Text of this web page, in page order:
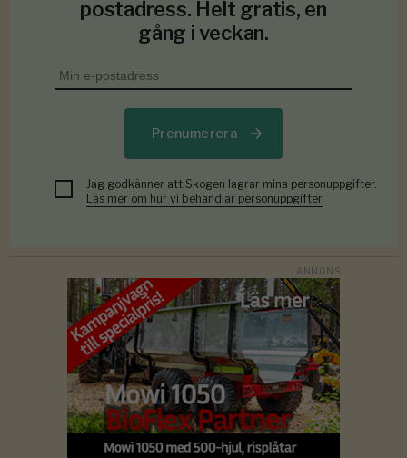
postadress. Helt gratis, en
gång i veckan.
Prenumerera
Jag godkänner att Skogen lagrar mina personuppgifter.
Läs mer om hur vi behandlar personuppgifter